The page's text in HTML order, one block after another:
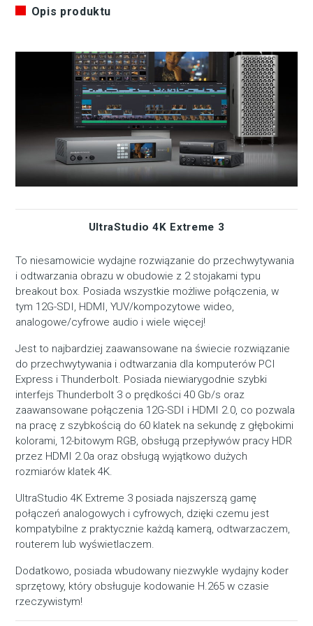
Opis produktu
UltraStudio 4K Extreme 3
To niesamowicie wydajne rozwiązanie do przechwytywania
i odtwarzania obrazu w obudowie z 2 stojakami typu
breakout box. Posiada wszystkie możliwe połączenia, w
tym 12G-SDI, HDMI, YUV/kompozytowe wideo,
analogowe/cyfrowe audio i wiele więcej!
Jest to najbardziej zaawansowane na świecie rozwiązanie
do przechwytywania i odtwarzania dla komputerów PCI
Express i Thunderbolt. Posiada niewiarygodnie szybki
interfejs Thunderbolt 3 o prędkości 40 Gb/s oraz
zaawansowane połączenia 12G-SDI i HDMI 2.0, co pozwala
na pracę z szybkością do 60 klatek na sekundę z głębokimi
kolorami, 12-bitowym RGB, obsługą przepływów pracy HDR
przez HDMI 2.0a oraz obsługą wyjątkowo dużych
rozmiarów klatek 4K.
UltraStudio 4K Extreme 3 posiada najszerszą gamę
połączeń analogowych i cyfrowych, dzięki czemu jest
kompatybilne z praktycznie każdą kamerą, odtwarzaczem,
routerem lub wyświetlaczem.
Dodatkowo, posiada wbudowany niezwykle wydajny koder
sprzętowy, który obsługuje kodowanie H.265 w czasie
rzeczywistym!